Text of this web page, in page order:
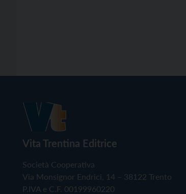
Vita Trentina Editrice
Società Cooperativa
Via Monsignor Endrici, 14 – 38122 Trento
P.IVA e C.F. 00199960220